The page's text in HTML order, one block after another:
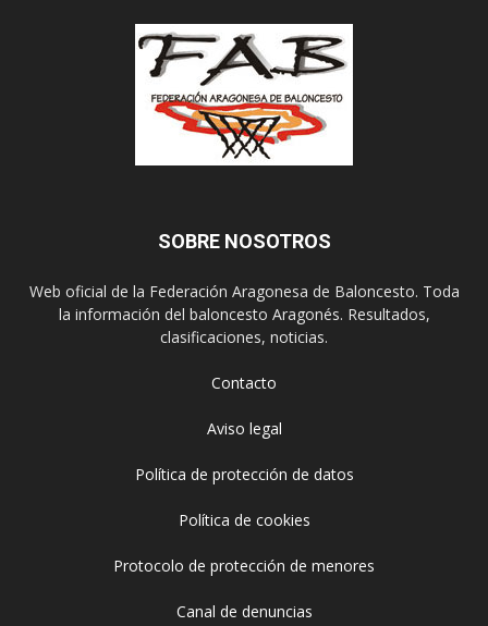
SOBRE NOSOTROS
Web oficial de la Federación Aragonesa de Baloncesto. Toda
la información del baloncesto Aragonés. Resultados,
clasificaciones, noticias.
Contacto
Aviso legal
Política de protección de datos
Política de cookies
Protocolo de protección de menores
Canal de denuncias